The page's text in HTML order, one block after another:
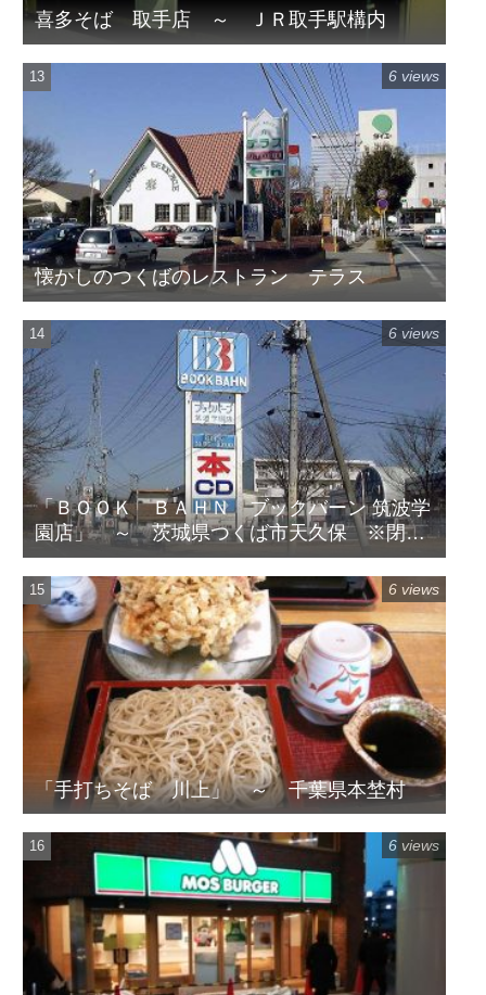
喜多そば 取手店 ～ ＪＲ取手駅構内
懐かしのつくばのレストラン テラス
6 views
「ＢＯＯＫ ＢＡＨＮ ブックバーン 筑波学
園店」 ～ 茨城県つくば市天久保 ※閉店
してます
6 views
「手打ちそば 川上」 ～ 千葉県本埜村
6 views
6 views